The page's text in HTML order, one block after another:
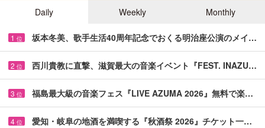
Daily
Weekly Monthly
1 位 坂本冬美、歌手生活40周年記念でおくる明治座公演のメイ…
2 位 西川貴教に直撃、滋賀最大の音楽イベント『FEST. INAZU…
3 位 福島最大級の音楽フェス『LIVE AZUMA 2026』無料で楽…
4 位 愛知・岐阜の地酒を満喫する『秋酒祭 2026』チケット一…